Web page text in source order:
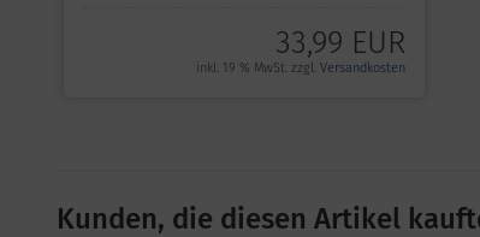
33,99 EUR
inkl. 19 % MwSt. zzgl.Versandkosten
Kunden, die diesen Artikel